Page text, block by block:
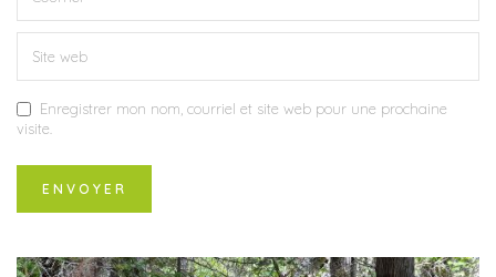
Enregistrer mon nom, courriel et site web pour une prochaine
visite.